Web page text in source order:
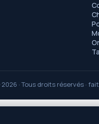
2026 · Tous droits réservés ·